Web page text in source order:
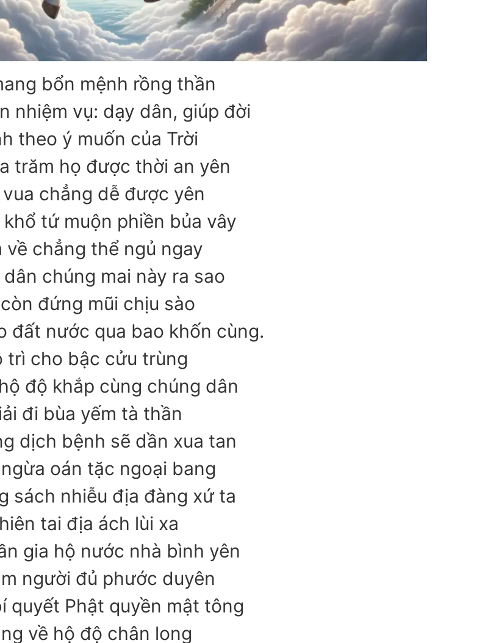
bổn mệnh rồng thần
nhiệm vụ: dạy dân, giúp đời
theo ý muốn của Trời
trăm họ được thời an yên
vua chẳng dễ được yên
khổ tứ muộn phiền bủa vây
về chẳng thể ngủ ngay
chúng mai này ra sao
đứng mũi chịu sào
đất nước qua bao khốn cùng.
trì cho bậc cửu trùng
độ khắp cùng chúng dân
đi bùa yếm tà thần
dịch bệnh sẽ dần xua tan
oán tặc ngoại bang
sách nhiễu địa đàng xứ ta
tai địa ách lùi xa
gia hộ nước nhà bình yên
người đủ phước duyên
quyết Phật quyền mật tông
về hộ độ chân long